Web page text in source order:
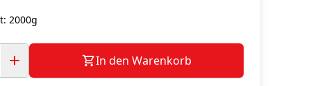
2000g
In den Warenkorb